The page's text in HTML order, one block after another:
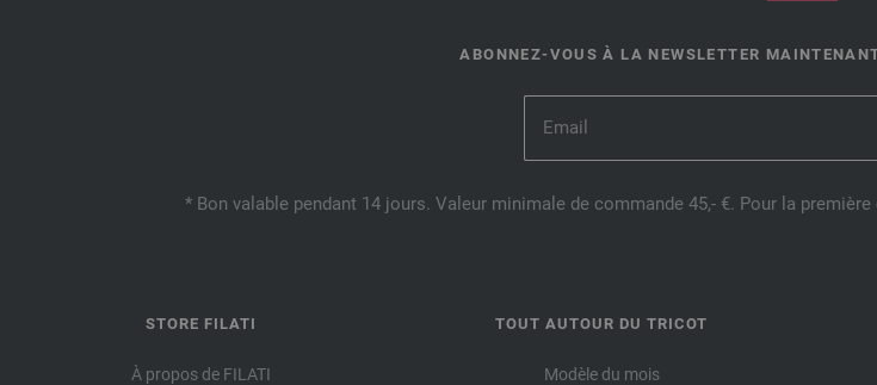
ABONNEZ-VOUS À LA NEWSLETTER
* Bon valable pendant 14 jours. Valeur minimale de commande 45,- €. Pour la
STORE FILATI
À propos de FILATI
TOUT AUTOUR DU TRICOT
Modèle du mois